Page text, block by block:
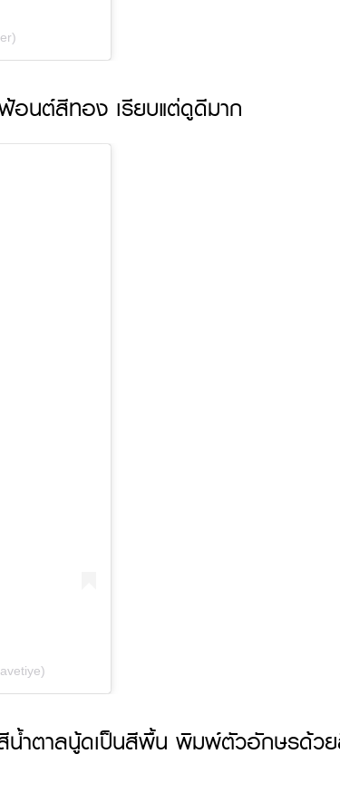
นต์สีทอง เรียบแต่ดูดีมาก
น้ำตาลนู้ดเป็นสีพื้น พิมพ์ตัวอักษรด้ว